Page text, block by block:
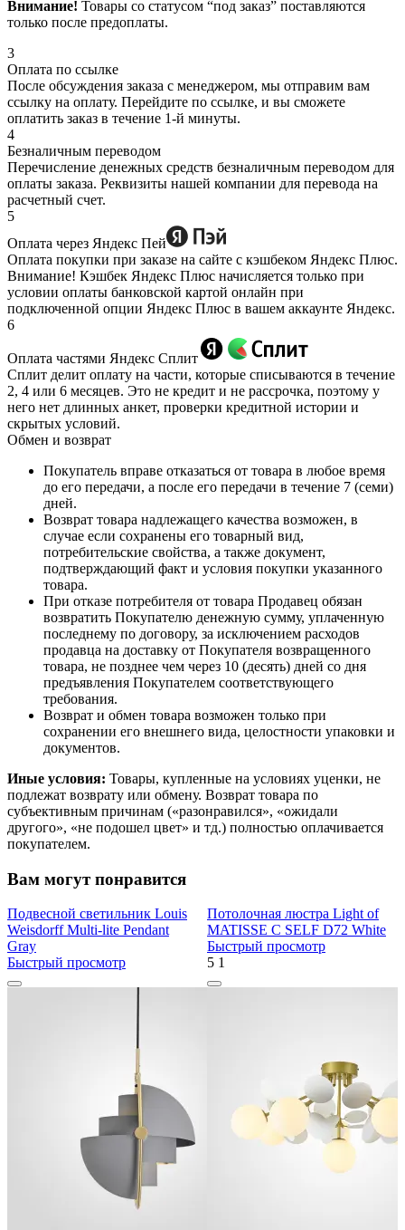
Внимание! Товары со статусом “под заказ” поставляются
только после предоплаты.
3
Оплата по ссылке
После обсуждения заказа с менеджером, мы отправим вам
ссылку на оплату. Перейдите по ссылке, и вы сможете
оплатить заказ в течение 1-й минуты.
4
Безналичным переводом
Перечисление денежных средств безналичным переводом для
оплаты заказа. Реквизиты нашей компании для перевода на
расчетный счет.
5
Оплата через Яндекс Пей
Оплата покупки при заказе на сайте с кэшбеком Яндекс Плюс.
Внимание! Кэшбек Яндекс Плюс начисляется только при
условии оплаты банковской картой онлайн при
подключенной опции Яндекс Плюс в вашем аккаунте Яндекс.
6
Оплата частями Яндекс Сплит
Сплит делит оплату на части, которые списываются в течение
2, 4 или 6 месяцев. Это не кредит и не рассрочка, поэтому у
него нет длинных анкет, проверки кредитной истории и
скрытых условий.
Обмен и возврат
Покупатель вправе отказаться от товара в любое время
до его передачи, а после его передачи в течение 7 (семи)
дней.
Возврат товара надлежащего качества возможен, в
случае если сохранены его товарный вид,
потребительские свойства, а также документ,
подтверждающий факт и условия покупки указанного
товара.
При отказе потребителя от товара Продавец обязан
возвратить Покупателю денежную сумму, уплаченную
последнему по договору, за исключением расходов
продавца на доставку от Покупателя возвращенного
товара, не позднее чем через 10 (десять) дней со дня
предъявления Покупателем соответствующего
требования.
Возврат и обмен товара возможен только при
сохранении его внешнего вида, целостности упаковки и
документов.
Иные условия: Товары, купленные на условиях уценки, не
подлежат возврату или обмену. Возврат товара по
субъективным причинам («разонравился», «ожидали
другого», «не подошел цвет» и тд.) полностью оплачивается
покупателем.
Вам могут понравится
Подвесной светильник Louis
Weisdorff Multi-lite Pendant
Gray
Быстрый просмотр
Потолочная люстра Light of
MATISSE C SELF D72 White
Быстрый просмотр
5 1